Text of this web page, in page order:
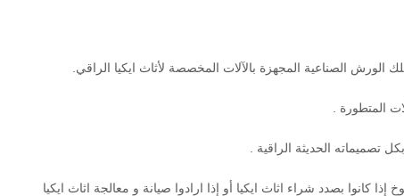
الصناعية المجهزة بالآلات المخصصة لأثاث ايكيا الراقي.
المتطورة .
تصميماته الحديثة الراقية .
كانوا بصدد شراء اثاث ايكيا أو إذا ارادوا صيانة و معالجة اثاث ايكيا